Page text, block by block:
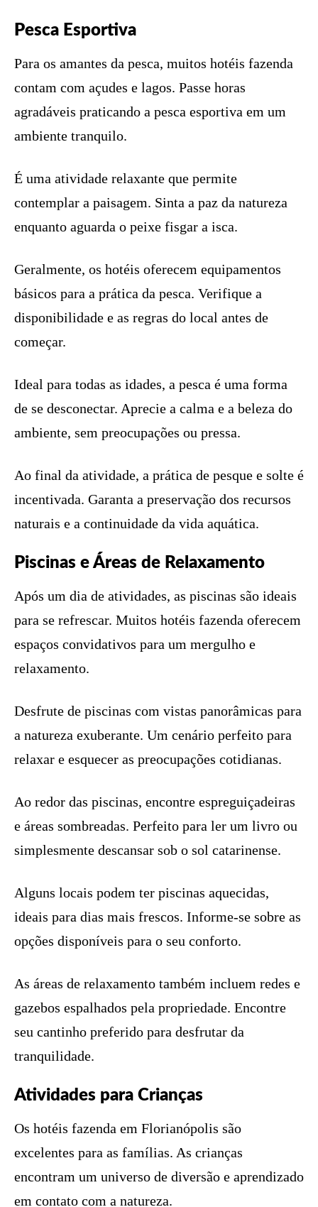
Pesca Esportiva
Para os amantes da pesca, muitos hotéis fazenda
contam com açudes e lagos. Passe horas
agradáveis praticando a pesca esportiva em um
ambiente tranquilo.
É uma atividade relaxante que permite
contemplar a paisagem. Sinta a paz da natureza
enquanto aguarda o peixe fisgar a isca.
Geralmente, os hotéis oferecem equipamentos
básicos para a prática da pesca. Verifique a
disponibilidade e as regras do local antes de
começar.
Ideal para todas as idades, a pesca é uma forma
de se desconectar. Aprecie a calma e a beleza do
ambiente, sem preocupações ou pressa.
Ao final da atividade, a prática de pesque e solte é
incentivada. Garanta a preservação dos recursos
naturais e a continuidade da vida aquática.
Piscinas e Áreas de Relaxamento
Após um dia de atividades, as piscinas são ideais
para se refrescar. Muitos hotéis fazenda oferecem
espaços convidativos para um mergulho e
relaxamento.
Desfrute de piscinas com vistas panorâmicas para
a natureza exuberante. Um cenário perfeito para
relaxar e esquecer as preocupações cotidianas.
Ao redor das piscinas, encontre espreguiçadeiras
e áreas sombreadas. Perfeito para ler um livro ou
simplesmente descansar sob o sol catarinense.
Alguns locais podem ter piscinas aquecidas,
ideais para dias mais frescos. Informe-se sobre as
opções disponíveis para o seu conforto.
As áreas de relaxamento também incluem redes e
gazebos espalhados pela propriedade. Encontre
seu cantinho preferido para desfrutar da
tranquilidade.
Atividades para Crianças
Os hotéis fazenda em Florianópolis são
excelentes para as famílias. As crianças
encontram um universo de diversão e aprendizado
em contato com a natureza.